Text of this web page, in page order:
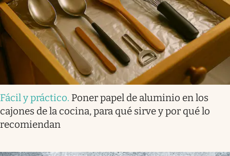
Fácil y práctico. Poner papel de aluminio en los
cajones de la cocina, para qué sirve y por qué lo
recomiendan